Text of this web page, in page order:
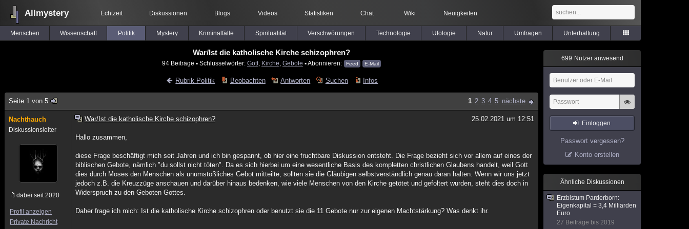
Allmystery Echtzeit Diskussionen Blogs Videos Statistiken Chat Wiki Neuigkeiten
Menschen Wissenschaft Politik Mystery Kriminalfälle Spiritualität Verschwörungen Technologie Ufologie Natur Umfragen Unterhaltung
War/Ist die katholische Kirche schizophren?
94 Beiträge ▪ Schlüsselwörter: Gott Kirche Gebote ▪ Abonnieren: Feed E-Mail
Rubrik Politik Beobachten Antworten Suchen Infos
Seite 1 von 5 1 2 3 4 5 nächste
Nachthauch
Diskussionsleiter
dabei seit 2020
Profil anzeigen
Private Nachricht
War/Ist die katholische Kirche schizophren? 25.02.2021 um 12:51
Hallo zusammen,
diese Frage beschäftigt mich seit Jahren und ich bin gespannt, ob hier eine fruchtbare Diskussion entsteht. Die Frage bezieht sich vor allem auf eines der
biblischen Gebote, nämlich "du sollst nicht töten". Da es sich hierbei um eine wesentliche Basis des kompletten christlichen Glaubens handelt, weil Gott
dies durch Moses den Menschen als unumstößliches Gebot mitteilte, sollten sie die Gläubigen selbstverständlich genau daran halten. Wenn wir uns jetzt
jedoch z.B. die Kreuzzüge anschauen und darüber hinaus bedenken, wie viele Menschen von den Kirche getötet und gefoltert wurden, steht dies doch in
Widerspruch zu den Geboten Gottes.
Daher frage ich mich: Ist die katholische Kirche schizophren oder benutzt sie die 11 Gebote nur zur eigenen Machtstärkung? Was denkt ihr.
699 Nutzer anwesend
Einloggen
Passwort vergessen?
Konto erstellen
Ähnliche Diskussionen
Erzbistum Parderborn:
Eigenkapital = 3,4 Milliarden
Euro
27 Beiträge bis 2019